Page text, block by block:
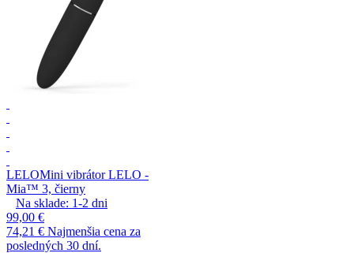
LELOMini vibrátor LELO -
Mia™ 3, čierny
Na sklade: 1-2 dni
99,00 €
74,21 € Najmenšia cena za
posledných 30 dní.